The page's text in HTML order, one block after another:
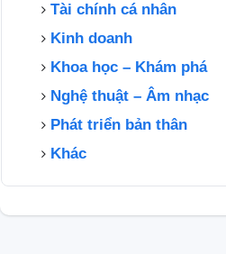
Tài chính cá nhân
Kinh doanh
Khoa học – Khám phá
Nghệ thuật – Âm nhạc
Phát triển bản thân
Khác